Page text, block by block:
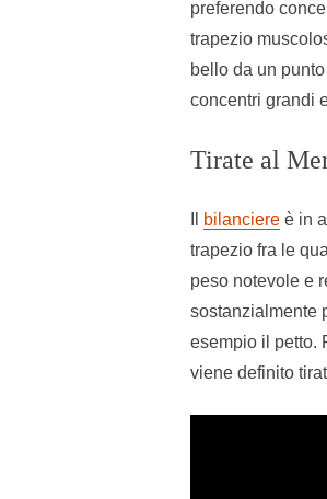
preferendo
trapezio
bello da un
concentri grandi
Tirate al
bilanciere è in
trapezio fra le
peso notevole e
sostanzialmente
esempio il petto.
viene definito